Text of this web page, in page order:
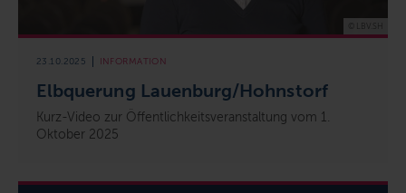
Elbquerung Lauenburg/Hohnstorf
23.10.2025 INFORMATION
Kurz-Video zur Öffentlichkeitsveranstaltung vom 1.
Oktober 2025